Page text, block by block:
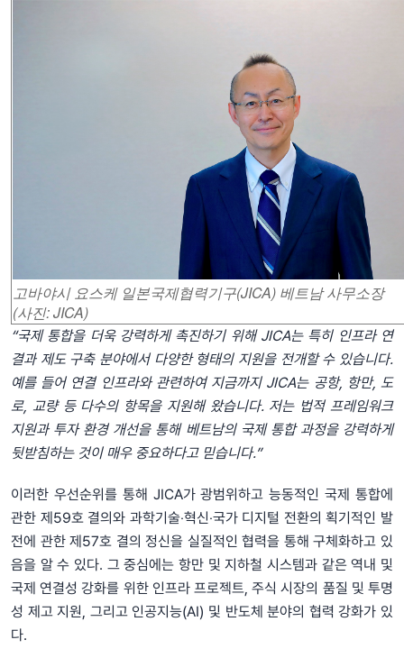
고바야시 요스케 일본국제협력기구(JICA) 베트남 사무소장
(사진: JICA)
“국제 통합을 더욱 강력하게 촉진하기 위해 JICA는 특히 인프라 연
결과 제도 구축 분야에서 다양한 형태의 지원을 전개할 수 있습니다.
예를 들어 연결 인프라와 관련하여 지금까지 JICA는 공항, 항만, 도
로, 교량 등 다수의 항목을 지원해 왔습니다. 저는 법적 프레임워크
지원과 투자 환경 개선을 통해 베트남의 국제 통합 과정을 강력하게
뒷받침하는 것이 매우 중요하다고 믿습니다.”
이러한 우선순위를 통해 JICA가 광범위하고 능동적인 국제 통합에
관한 제59호 결의와 과학기술‧혁신‧국가 디지털 전환의 획기적인 발
전에 관한 제57호 결의 정신을 실질적인 협력을 통해 구체화하고 있
음을 알 수 있다. 그 중심에는 항만 및 지하철 시스템과 같은 역내 및
국제 연결성 강화를 위한 인프라 프로젝트, 주식 시장의 품질 및 투명
성 제고 지원, 그리고 인공지능(AI) 및 반도체 분야의 협력 강화가 있
다.